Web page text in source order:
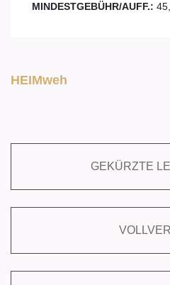
MINDESTGEBÜHR/AUFF.:
HEIMweh
GEKÜRZTE